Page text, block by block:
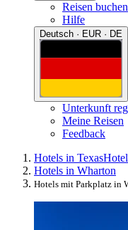
Reisen buchen
Hilfe
Deutsch · EUR · DE
Unterkunft
Meine Reisen
Feedback
Hotels in Texas
Hotels in Wharton
Hotels mit Parkplatz in